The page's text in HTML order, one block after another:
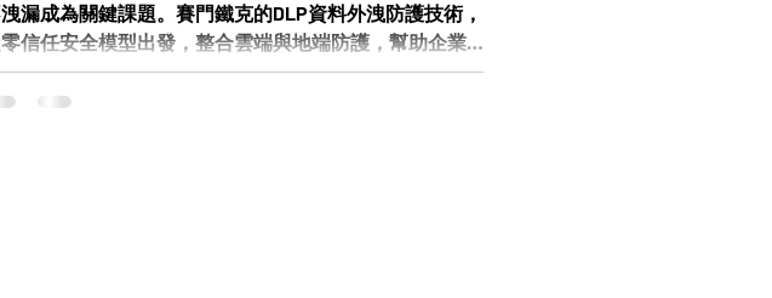
漏成為關鍵課題。賽門鐵克的DLP資料外洩防護技術，
信任安全模型出發，整合雲端與地端防護，幫助企業
應對外部攻擊及內部威脅，並兼顧合規需求。我們為
深入探討DLP的策略，說明如何將技術、流程與人員訓練